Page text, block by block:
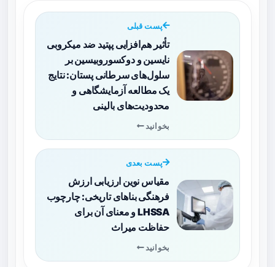
پست قبلی
تأثیر هم‌افزایی پپتید ضد میکروبی
نایسین و دوکسوروبیسین بر
سلول‌های سرطانی پستان: نتایج
یک مطالعه آزمایشگاهی و
محدودیت‌های بالینی
بخوانید
پست بعدی
مقیاس نوین ارزیابی ارزش
فرهنگی بناهای تاریخی: چارچوب
LHSSA و معنای آن برای
حفاظت میراث
بخوانید